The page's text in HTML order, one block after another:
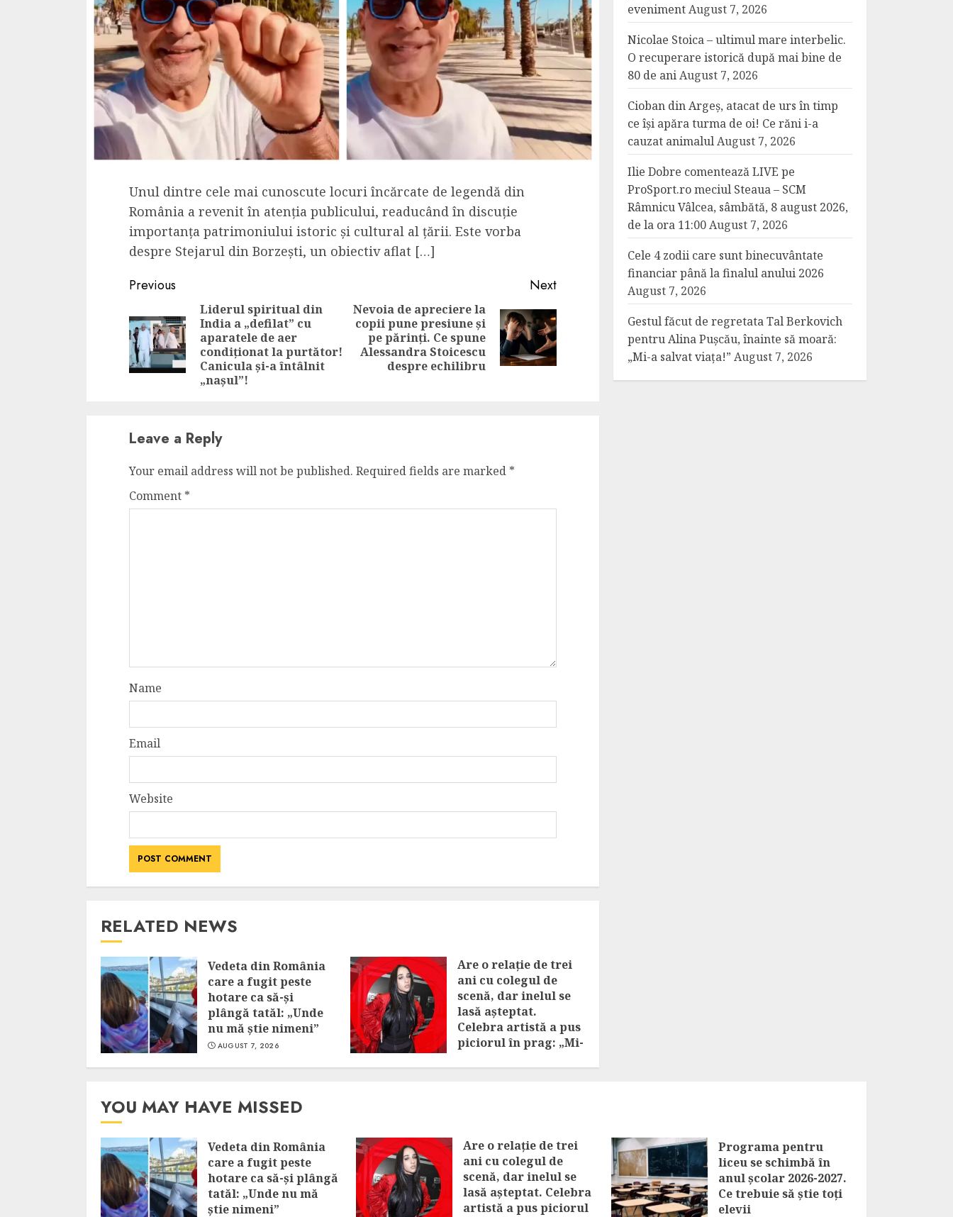
Unul dintre cele mai cunoscute locuri încărcate de legendă din
România a revenit în atenția publicului, readucând în discuție
importanța patrimoniului istoric și cultural al țării. Este vorba
despre Stejarul din Borzești, un obiectiv aflat […]
Continue
Reading
Previous
Previous
post:
Liderul spiritual din
India a „defilat” cu
aparatele de aer
condiționat la purtător!
Canicula și-a întâlnit
„nașul”!
Next
Next
post:
Nevoia de apreciere la
copii pune presiune și
pe părinți. Ce spune
Alessandra Stoicescu
despre echilibru
Leave a Reply
Your email address will not be published. Required fields are marked *
Comment *
Name
Email
Website
RELATED NEWS
Vedeta din România
care a fugit peste
hotare ca să-și
plângă tatăl: „Unde
nu mă știe nimeni”
AUGUST 7, 2026
Are o relație de trei
ani cu colegul de
scenă, dar inelul se
lasă așteptat.
Celebra artistă a pus
piciorul în prag: „Mi-
evenimentAugust 7, 2026
Nicolae Stoica – ultimul mare interbelic.
O recuperare istorică după mai bine de
80 de aniAugust 7, 2026
Cioban din Argeș, atacat de urs în timp
ce își apăra turma de oi! Ce răni i-a
cauzat animalulAugust 7, 2026
Ilie Dobre comentează LIVE pe
ProSport.ro meciul Steaua – SCM
Râmnicu Vâlcea, sâmbătă, 8 august 2026,
de la ora 11:00August 7, 2026
Cele 4 zodii care sunt binecuvântate
financiar până la finalul anului 2026
August 7, 2026
Gestul făcut de regretata Tal Berkovich
pentru Alina Pușcău, înainte să moară:
„Mi-a salvat viața!” August 7, 2026
YOU MAY HAVE MISSED
Vedeta din România
care a fugit peste
hotare ca să-și plângă
tatăl: „Unde nu mă
știe nimeni”
Are o relație de trei
ani cu colegul de
scenă, dar inelul se
lasă așteptat. Celebra
artistă a pus piciorul
Programa pentru
liceu se schimbă în
anul școlar 2026-2027.
Ce trebuie să știe toți
elevii